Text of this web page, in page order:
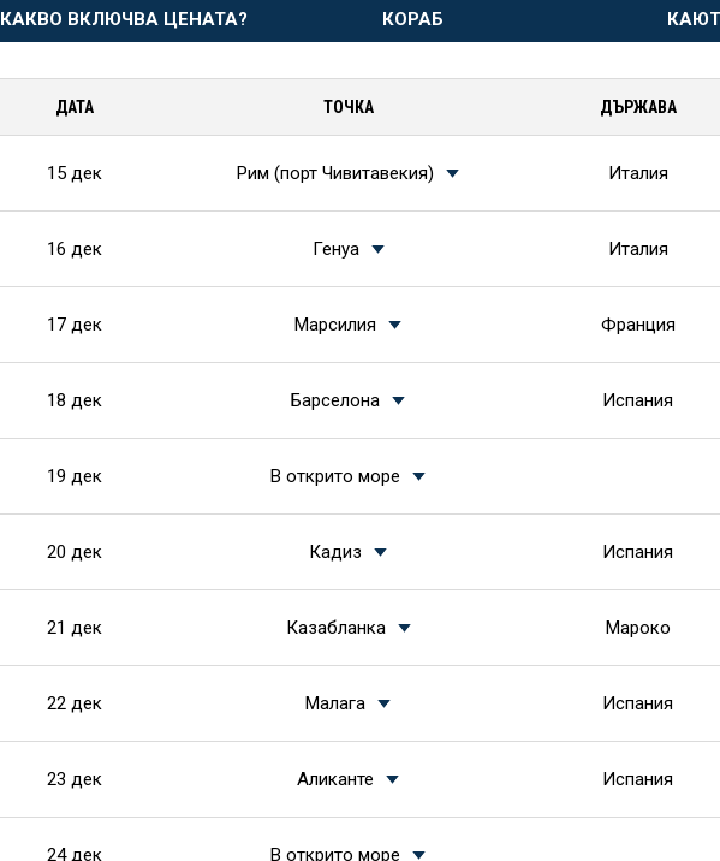
КАКВО ВКЛЮЧВА ЦЕНАТА? КОРАБ
ДАТА ТОЧКА ДЪРЖАВА
15 дек Рим (порт Чивитавекия) Италия
16 дек Генуа Италия
17 дек Марсилия Франция
18 дек Барселона Испания
19 дек В открито море
20 дек Кадиз Испания
21 дек Казабланка Мароко
22 дек Малага Испания
23 дек Аликанте Испания
24 дек В открито море